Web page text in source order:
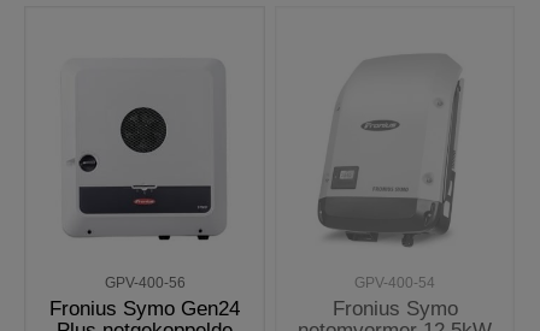
GPV-400-56
Fronius Symo Gen24
GPV-400-54
Fronius Symo